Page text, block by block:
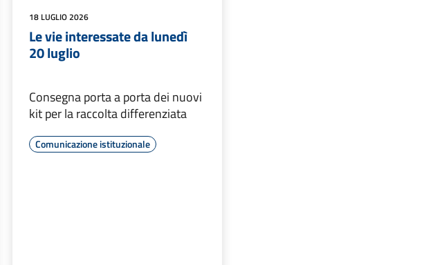
18 LUGLIO 2026
Le vie interessate da lunedì
20 luglio
Consegna porta a porta dei nuovi
kit per la raccolta differenziata
Comunicazione istituzionale